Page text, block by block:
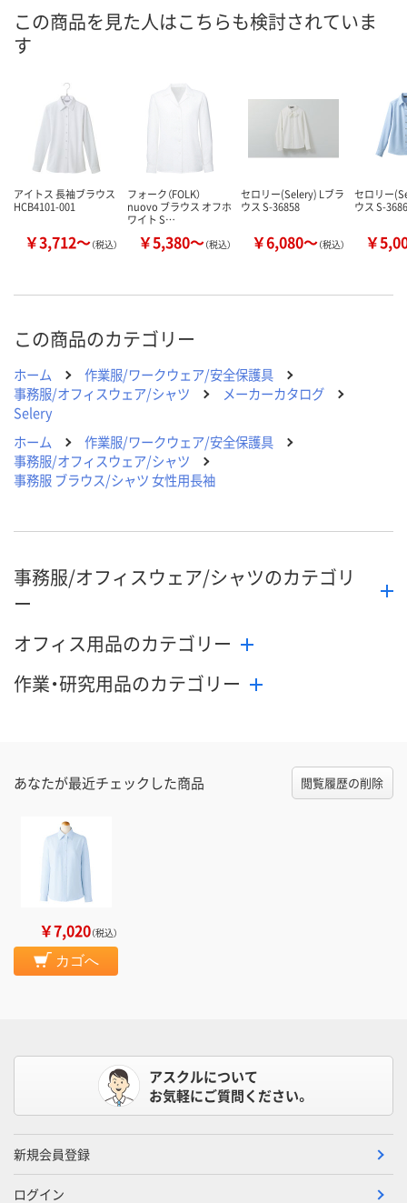
お届け日
カゴへ カ
この商品を見た人はこちらも検討されていま
す
アイトス 長袖ブラウス
HCB4101-001
￥3,712～（税込）
フォーク（FOLK）
nuovo ブラウス オフホ
ワイト S…
￥5,380～（税込）
セロリー(Selery) Lブラ
ウス S-36858
￥6,080～（税込）
セロリー
ウス S-3686
￥
この商品のカテゴリー
ホーム
作業服/ワークウェア/安全保護具
事務服/オフィスウェア/シャツ
メーカーカタログ
Selery
ホーム
作業服/ワークウェア/安全保護具
事務服/オフィスウェア/シャツ
事務服 ブラウス/シャツ 女性用長袖
事務服/オフィスウェア/シャツのカテゴリ
ー
オフィス用品のカテゴリー
作業・研究用品のカテゴリー
あなたが最近チェックした商品 閲覧履歴の削除
￥7,020（税込）
カゴへ
アスクルについて
お気軽にご質問ください。
新規会員登録
ログイン